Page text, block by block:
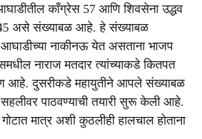
काँग्रेस 57 आणि शिवसेना उद्धव
45 असे संख्याबळ आहे. हे संख्याबळ
आघाडीच्या नाकीनऊ येत असताना भाजप
नाराज मतदार त्यांच्याकडे कितपत
आहे. दुसरीकडे महायुतीने आपले संख्याबळ
सहलीवर पाठवण्याची तयारी सुरू केली आहे.
मात्र अशी कुठलीही हालचाल होताना